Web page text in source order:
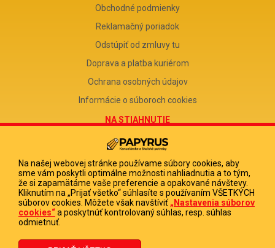
Obchodné podmienky
Reklamačný poriadok
Odstúpiť od zmluvy tu
Doprava a platba kuriérom
Ochrana osobných údajov
Informácie o súboroch cookies
NA STIAHNUTIE
Reklamačný formulár
Odstúpenie od zmluvy
Poučenie o odstúpení od zmluvy
FIRMA
PAPYRUS POPRAD, s.r.o.
Na našej webovej stránke používame súbory cookies, aby
sme vám poskytli optimálne možnosti nahliadnutia a to tým,
že si zapamätáme vaše preferencie a opakované návštevy.
Kliknutím na „Prijať všetko“ súhlasíte s používaním VŠETKÝCH
súborov cookies. Môžete však navštíviť „Nastavenia súborov
cookies“a poskytnúť kontrolovaný súhlas, resp. súhlas
odmietnuť.